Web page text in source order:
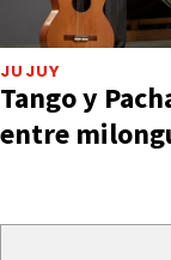
JUJUY
Tango y
entre